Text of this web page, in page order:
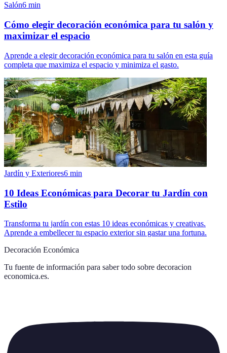
Salón6 min
Cómo elegir decoración económica para tu salón y
maximizar el espacio
Aprende a elegir decoración económica para tu salón en esta guía
completa que maximiza el espacio y minimiza el gasto.
Jardín y Exteriores6 min
10 Ideas Económicas para Decorar tu Jardín con
Estilo
Transforma tu jardín con estas 10 ideas económicas y creativas.
Aprende a embellecer tu espacio exterior sin gastar una fortuna.
Decoración Económica
Tu fuente de información para saber todo sobre decoracion
economica.es.